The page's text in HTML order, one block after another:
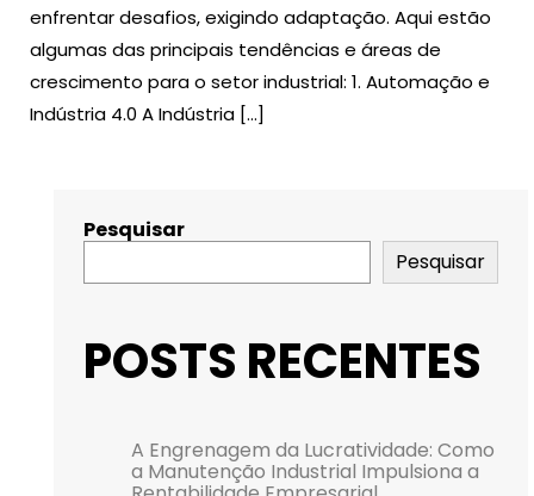
enfrentar desafios, exigindo adaptação. Aqui estão
algumas das principais tendências e áreas de
crescimento para o setor industrial: 1. Automação e
Indústria 4.0 A Indústria […]
Pesquisar
Pesquisar
POSTS RECENTES
A Engrenagem da Lucratividade: Como
a Manutenção Industrial Impulsiona a